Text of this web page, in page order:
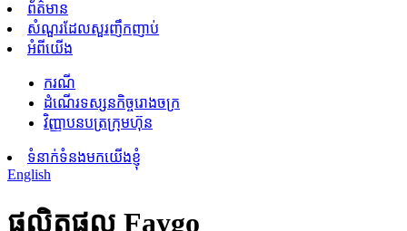
ព័ត៌មាន
សំណួរដែលសួរញឹកញាប់
អំពីយើង
ករណី
ដំណើរទស្សនកិច្ចរោងចក្រ
វិញ្ញាបនបត្រក្រុមហ៊ុន
ទំនាក់ទំនងមកយើងខ្ញុំ
English
ផលិតផល Faygo